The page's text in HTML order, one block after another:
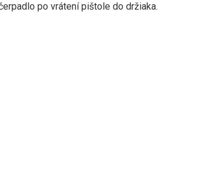
po vrátení pištole do držiaka.